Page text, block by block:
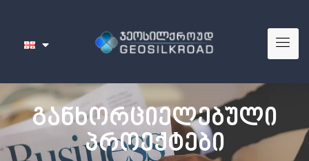
განხორციელებული
პროექტები